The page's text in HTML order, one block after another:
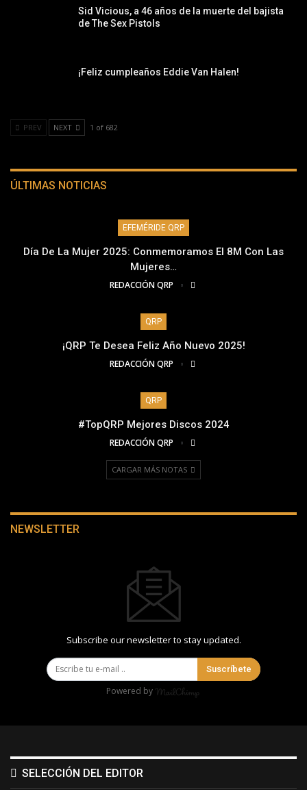
Sid Vicious, a 46 años de la muerte del bajista
de The Sex Pistols
¡Feliz cumpleaños Eddie Van Halen!
PREV NEXT 1 of 682
ÚLTIMAS NOTICIAS
EFEMÉRIDE QRP
Día De La Mujer 2025: Conmemoramos El 8M Con Las
Mujeres…
REDACCIÓN QRP
QRP
¡QRP Te Desea Feliz Año Nuevo 2025!
REDACCIÓN QRP
QRP
#TopQRP Mejores Discos 2024
REDACCIÓN QRP
CARGAR MÁS NOTAS
NEWSLETTER
Subscribe our newsletter to stay updated.
Suscríbete
Powered by
SELECCIÓN DEL EDITOR